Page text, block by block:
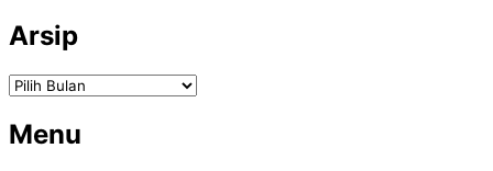
Arsip
Arsip
Menu